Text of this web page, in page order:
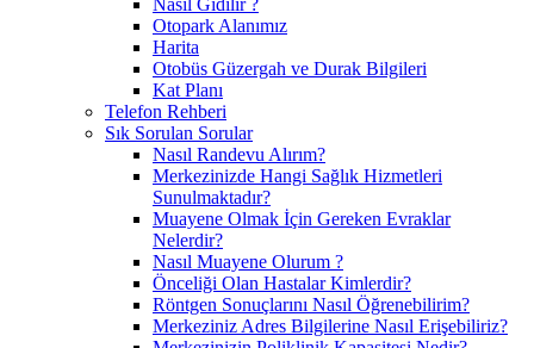
Otopark Alanımız
Harita
Otobüs Güzergah ve Durak Bilgileri
Kat Planı
Telefon Rehberi
Sık Sorulan Sorular
Nasıl Randevu Alırım?
Merkezinizde Hangi Sağlık Hizmetleri
Sunulmaktadır?
Muayene Olmak İçin Gereken Evraklar
Nelerdir?
Nasıl Muayene Olurum ?
Önceliği Olan Hastalar Kimlerdir?
Röntgen Sonuçlarını Nasıl Öğrenebilirim?
Merkeziniz Adres Bilgilerine Nasıl Erişebiliriz?